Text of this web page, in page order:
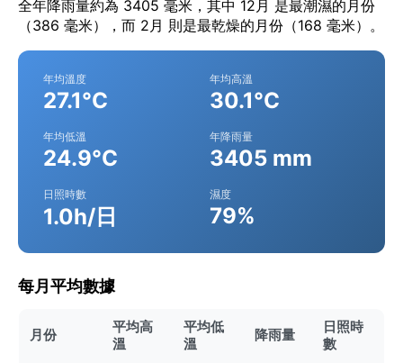
全年降雨量約為 3405 毫米，其中 12月 是最潮濕的月份
（386 毫米），而 2月 則是最乾燥的月份（168 毫米）。
年均溫度
27.1°C
年均高溫
30.1°C
年均低溫
24.9°C
年降雨量
3405 mm
日照時數
1.0h/日
濕度
79%
每月平均數據
月份
平均高
溫
平均低
溫
降雨量
日照時
數